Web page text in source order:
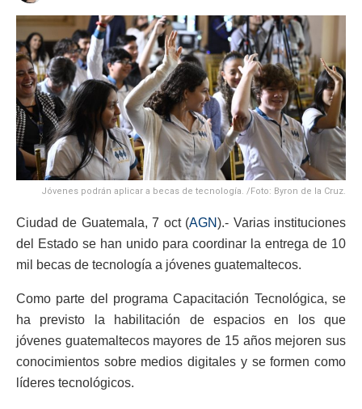
Jóvenes podrán aplicar a becas de tecnología. /Foto: Byron de la Cruz.
Ciudad de Guatemala, 7 oct (AGN).- Varias instituciones
del Estado se han unido para coordinar la entrega de 10
mil becas de tecnología a jóvenes guatemaltecos.
Como parte del programa Capacitación Tecnológica, se
ha previsto la habilitación de espacios en los que
jóvenes guatemaltecos mayores de 15 años mejoren sus
conocimientos sobre medios digitales y se formen como
líderes tecnológicos.